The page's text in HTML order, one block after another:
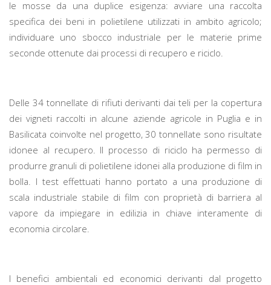
le mosse da una duplice esigenza: avviare una raccolta
specifica dei beni in polietilene utilizzati in ambito agricolo;
individuare uno sbocco industriale per le materie prime
seconde ottenute dai processi di recupero e riciclo.
Delle 34 tonnellate di rifiuti derivanti dai teli per la copertura
dei vigneti raccolti in alcune aziende agricole in Puglia e in
Basilicata coinvolte nel progetto, 30 tonnellate sono risultate
idonee al recupero. Il processo di riciclo ha permesso di
produrre granuli di polietilene idonei alla produzione di film in
bolla. I test effettuati hanno portato a una produzione di
scala industriale stabile di film con proprietà di barriera al
vapore da impiegare in edilizia in chiave interamente di
economia circolare.
I benefici ambientali ed economici derivanti dal progetto